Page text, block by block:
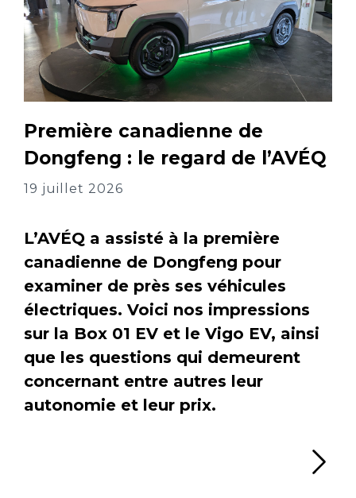
Première canadienne de
Dongfeng : le regard de l’AVÉQ
19 juillet 2026
L’AVÉQ a assisté à la première
canadienne de Dongfeng pour
examiner de près ses véhicules
électriques. Voici nos impressions
sur la Box 01 EV et le Vigo EV, ainsi
que les questions qui demeurent
concernant entre autres leur
autonomie et leur prix.